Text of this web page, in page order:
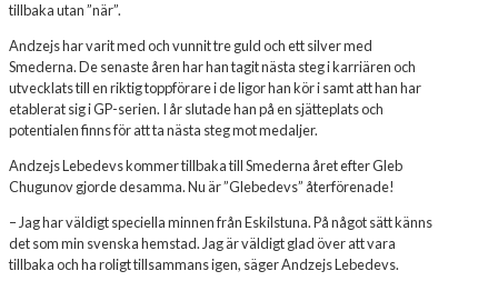
tillbaka utan ”när”.
Andzejs har varit med och vunnit tre guld och ett silver med
Smederna. De senaste åren har han tagit nästa steg i karriären och
utvecklats till en riktig toppförare i de ligor han kör i samt att han har
etablerat sig i GP-serien. I år slutade han på en sjätteplats och
potentialen finns för att ta nästa steg mot medaljer.
Andzejs Lebedevs kommer tillbaka till Smederna året efter Gleb
Chugunov gjorde desamma. Nu är ”Glebedevs” återförenade!
– Jag har väldigt speciella minnen från Eskilstuna. På något sätt känns
det som min svenska hemstad. Jag är väldigt glad över att vara
tillbaka och ha roligt tillsammans igen, säger Andzejs Lebedevs.